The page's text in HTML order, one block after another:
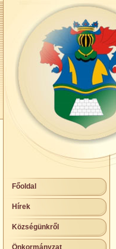
Főoldal
Hírek
Községünkről
Önkormányzat